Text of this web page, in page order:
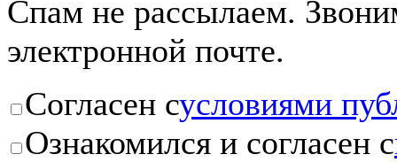
Спам не рассылаем.
электронной почте.
Согласен сусловиями
Ознакомился и согласен с